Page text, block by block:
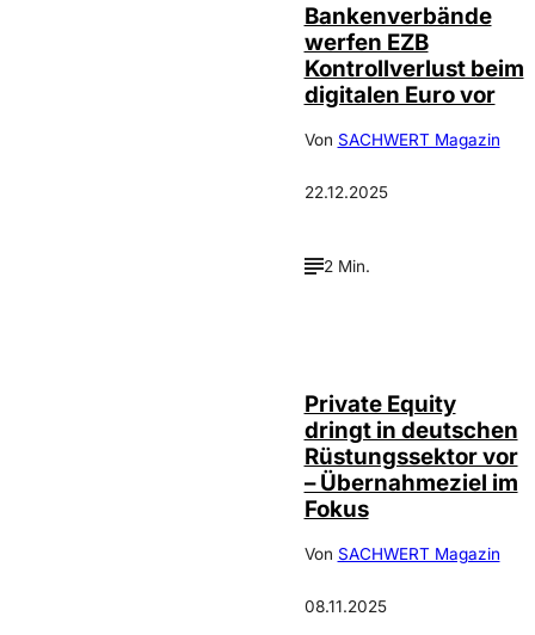
Bankenverbände
werfen EZB
Kontrollverlust beim
digitalen Euro vor
Von SACHWERT Magazin
22.12.2025
2 Min.
Private Equity
dringt in deutschen
Rüstungssektor vor
– Übernahmeziel im
Fokus
Von SACHWERT Magazin
08.11.2025